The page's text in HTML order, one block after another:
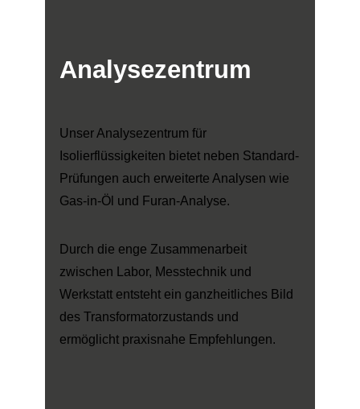
Analysezentrum
Unser Analysezentrum für
Isolierflüssigkeiten bietet neben Standard-
Prüfungen auch erweiterte Analysen wie
Gas-in-Öl und Furan-Analyse.
Durch die enge Zusammenarbeit
zwischen Labor, Messtechnik und
Werkstatt entsteht ein ganzheitliches Bild
des Transformatorzustands und
ermöglicht praxisnahe Empfehlungen.